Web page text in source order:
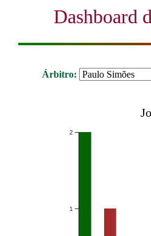
Dashboard
Árbitro:
1
2